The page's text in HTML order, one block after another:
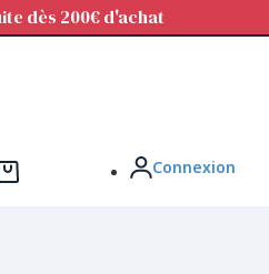
dès 200€ d'achat
Connexion